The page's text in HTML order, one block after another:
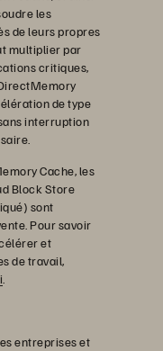
les
de leurs propres
multiplier par
critiques,
de type
interruption
Cache, les
Block Store
sont
Pour savoir
et
de travail,
entreprises et